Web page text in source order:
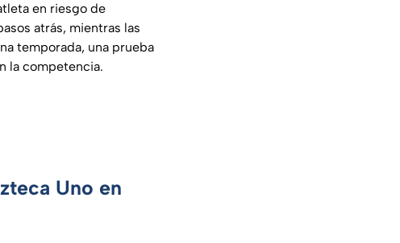
en riesgo de
atrás, mientras las
temporada, una prueba
la competencia.
Uno en